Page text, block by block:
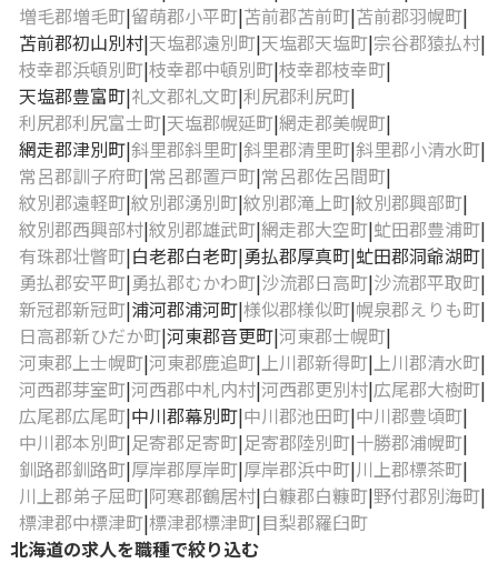
増毛郡増毛町 留萌郡小平町 苫前郡苫前町 苫前郡羽幌町
苫前郡初山別村 天塩郡遠別町 天塩郡天塩町 宗谷郡猿払村
枝幸郡浜頓別町 枝幸郡中頓別町 枝幸郡枝幸町
天塩郡豊富町 礼文郡礼文町 利尻郡利尻町
利尻郡利尻富士町 天塩郡幌延町 網走郡美幌町
網走郡津別町 斜里郡斜里町 斜里郡清里町 斜里郡小清水町
常呂郡訓子府町 常呂郡置戸町 常呂郡佐呂間町
紋別郡遠軽町 紋別郡湧別町 紋別郡滝上町 紋別郡興部町
紋別郡西興部村 紋別郡雄武町 網走郡大空町 虻田郡豊浦町
有珠郡壮瞥町 白老郡白老町 勇払郡厚真町 虻田郡洞爺湖町
勇払郡安平町 勇払郡むかわ町 沙流郡日高町 沙流郡平取町
新冠郡新冠町 浦河郡浦河町 様似郡様似町 幌泉郡えりも町
日高郡新ひだか町 河東郡音更町 河東郡士幌町
河東郡上士幌町 河東郡鹿追町 上川郡新得町 上川郡清水町
河西郡芽室町 河西郡中札内村 河西郡更別村 広尾郡大樹町
広尾郡広尾町 中川郡幕別町 中川郡池田町 中川郡豊頃町
中川郡本別町 足寄郡足寄町 足寄郡陸別町 十勝郡浦幌町
釧路郡釧路町 厚岸郡厚岸町 厚岸郡浜中町 川上郡標茶町
川上郡弟子屈町 阿寒郡鶴居村 白糠郡白糠町 野付郡別海町
標津郡中標津町 標津郡標津町 目梨郡羅臼町
北海道の求人を職種で絞り込む